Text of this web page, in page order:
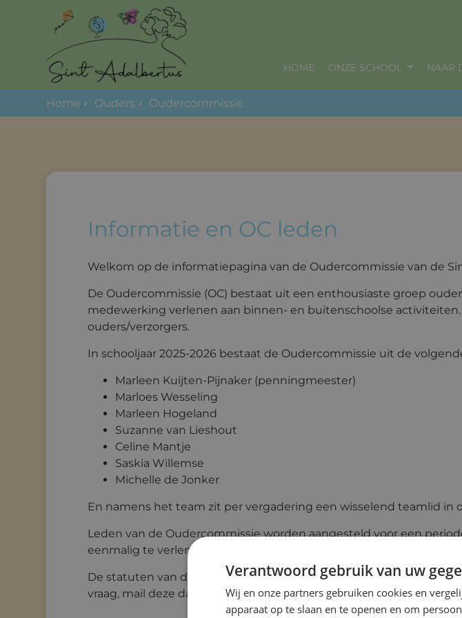
HOME ONZE SCHOOL NAAR
Home Ouders Oudercommissie
Informatie en OC leden
Welkom op de informatiepagina van de Oudercommissie van de
De Oudercommissie (OC) bestaat uit een enthousiaste groep
medewerking verlenen aan binnen- en buitenschoolse
ouders/verzorgers.
In schooljaar 2025-2026 bestaat de Oudercommissie uit de
Marleen Kuijten-Pijnaker (penningmeester)
Marloes Wesseling
Marleen Hogeland
Suzanne van Lieshout
Celine Mantje
Saskia Willemse
Michelle de Jonker
En namens het team zit per vergadering een wisselend teamlid in
Leden van de Oudercommissie worden aangesteld voor een
eenmalig te verlengen met nog maximaal drie jaar.
De statuten van de Katholieke Oudervereniging St. Adalbertus
vraag, mail deze dan gerust naaroc.adalbertus@gmail.com.
Verantwoord gebruik van uw
Wij en onze partners gebruiken cookies en
apparaat op te slaan en te openen en om